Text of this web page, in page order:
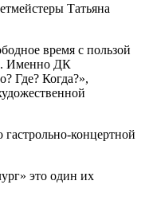
Татьяна
время с пользой
Именно ДК
Где? Когда?»,
концертной
это один их